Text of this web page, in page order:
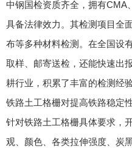
中钢国检资质齐全，拥有CMA
具备法律效力。其检测项目全
布等多种材料检测。在全国设
取样、邮寄送检，还能快速出
耕行业，积累了丰富的检测经验
铁路土工格栅对提高铁路稳定
针对铁路土工格栅具体要求，
观、颜色、各类拉伸强度、炭